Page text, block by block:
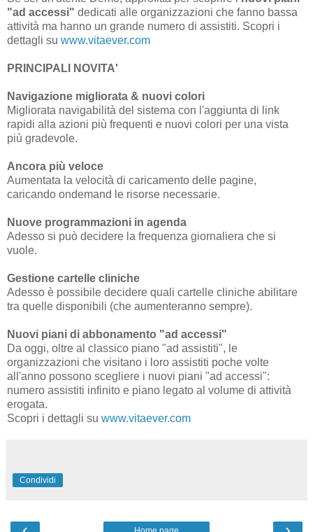
"ad accessi" dedicati alle organizzazioni che fanno bassa
attività ma hanno un grande numero di assistiti. Scopri i
dettagli su www.vitaever.com
PRINCIPALI NOVITA'
Navigazione migliorata & nuovi colori
Migliorata navigabilità del sistema con l'aggiunta di link
rapidi alla azioni più frequenti e nuovi colori per una vista
più gradevole.
Ancora più veloce
Aumentata la velocità di caricamento delle pagine,
caricando ondemand le risorse necessarie.
Nuove programmazioni in agenda
Adesso si può decidere la frequenza giornaliera che si
vuole.
Gestione cartelle cliniche
Adesso è possibile decidere quali cartelle cliniche abilitare
tra quelle disponibili (che aumenteranno sempre).
Nuovi piani di abbonamento "ad accessi"
Da oggi, oltre al classico piano "ad assistiti", le
organizzazioni che visitano i loro assistiti poche volte
all'anno possono scegliere i nuovi piani "ad accessi":
numero assistiti infinito e piano legato al volume di attività
erogata.
Scopri i dettagli su www.vitaever.com
Condividi